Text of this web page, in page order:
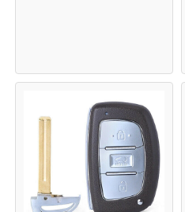
Tüm servis talepleri
Oto Anahtarlar